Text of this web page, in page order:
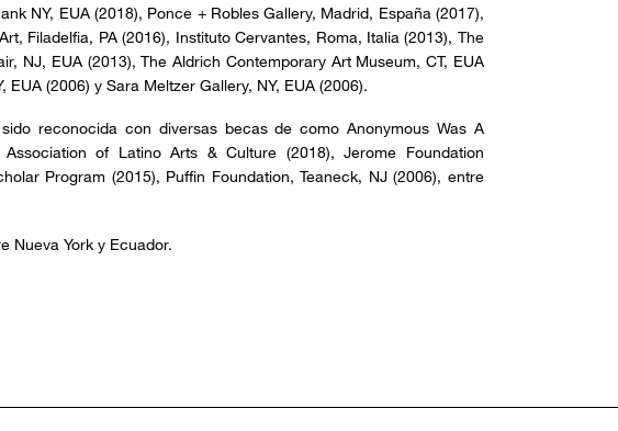
NY, EUA (2018), Ponce + Robles Gallery, Madrid, España (2017),
Filadelfia, PA (2016), Instituto Cervantes, Roma, Italia (2013), The
NJ, EUA (2013), The Aldrich Contemporary Art Museum, CT, EUA
EUA (2006) y Sara Meltzer Gallery, NY, EUA (2006).
reconocida con diversas becas de como Anonymous Was A
of Latino Arts & Culture (2018), Jerome Foundation
Program (2015), Puffin Foundation, Teaneck, NJ (2006), entre
Nueva York y Ecuador.